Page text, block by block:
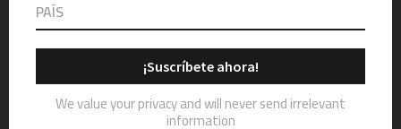
¿Qué tengo en mi biblioteca?es una
tendencia que busca la conexión entre los
Booktubers y su audiencia, donde los
creadores muestran cuántos títulos de
diferentes géneros tienen y cuán